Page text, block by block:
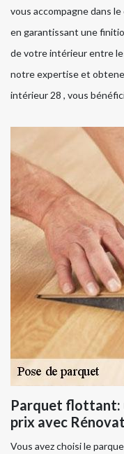
vous accompagne dans
en garantissant une
de votre intérieur entre
notre expertise et
intérieur 28 , vous
Parquet flottant:
prix avec
Vous avez choisi le